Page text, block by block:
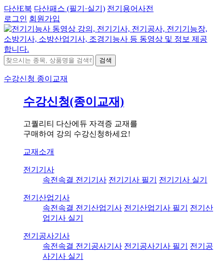
다산E북 다산패스 (필기·실기) 전기용어사전
로그인 회원가입
검색
수강신청 종이교재
수강신청(종이교재)
고퀄리티 다산에듀 자격증 교재를
구매하여 강의 수강신청하세요!
교재소개
전기기사
속전속결 전기기사 전기기사 필기 전기기사 실기
전기산업기사
속전속결 전기산업기사 전기산업기사 필기
전기산
업기사 실기
전기공사기사
속전속결 전기공사기사 전기공사기사 필기
전기공
사기사 실기